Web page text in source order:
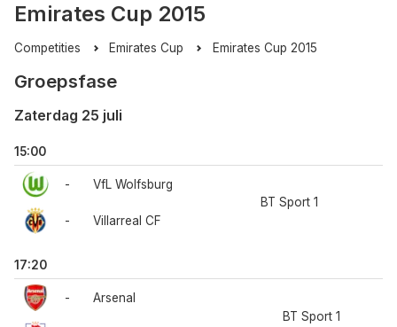
Emirates Cup 2015
Competities Emirates Cup Emirates Cup 2015
Groepsfase
Zaterdag 25 juli
15:00
-
-
VfL Wolfsburg
Villarreal CF
BT Sport 1
17:20
- Arsenal
BT Sport 1